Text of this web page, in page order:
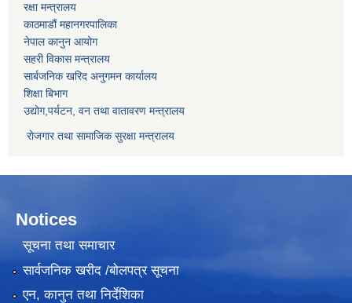
रक्षा मन्त्रालय
काठमाडौं महानगरपालिका
नेपाल कानुन आयोग
सहरी विकास मन्त्रालय
सार्बजनिक खरिद अनुगमन कार्यालय
शिक्षा बिभाग
उद्योग,पर्यटन, वन तथा वातावरण मन्त्रालय
रोजगार तथा सामाजिक सुरक्षा मन्त्रालय
Notices
सूचना तथा समाचार
सार्वजनिक खरीद /बोलपत्र सूचना
एन, कानुन तथा निर्देशिका